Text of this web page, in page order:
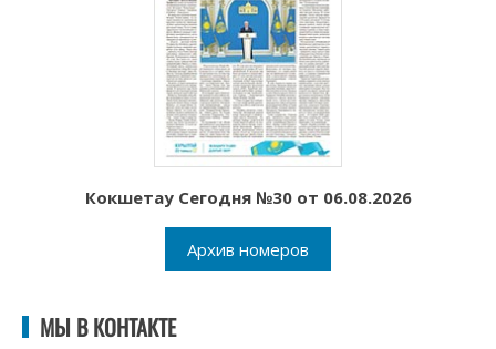
Кокшетау Сегодня №30 от 06.08.2026
Архив номеров
МЫ В КОНТАКТЕ